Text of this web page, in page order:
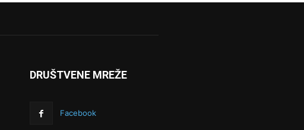
DRUŠTVENE MREŽE
Facebook